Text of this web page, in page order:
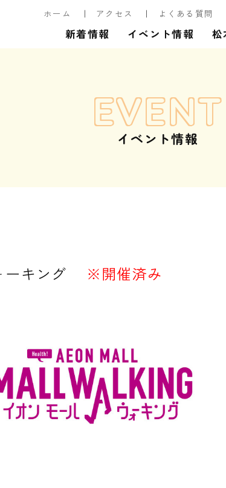
ホーム アクセス よくある質問
新着情報 イベント情報 松
EVENT
イベント情報
ーキング ※開催済み